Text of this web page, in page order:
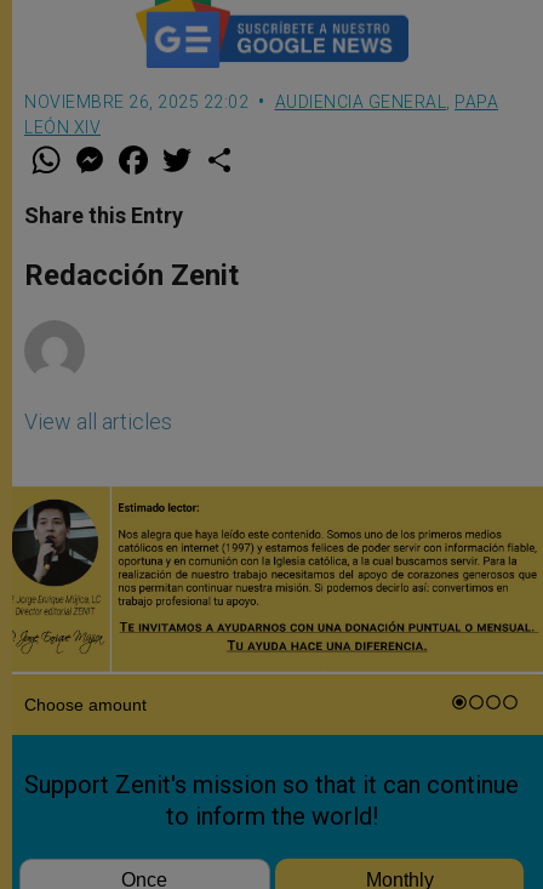
NOVIEMBRE 26, 2025 22:02 AUDIENCIA GENERAL
PAPA
LEÓN XIV
W
t
s
p
p
M
e
s
e
g
e
F
a
e
b
o
k
w
r
Share this Entry
Redacción Zenit
View all articles